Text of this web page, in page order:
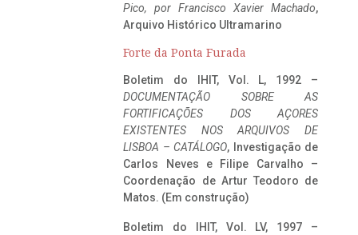
Pico, por Francisco Xavier Machado,
Arquivo Histórico Ultramarino
Forte da Ponta Furada
Boletim do IHIT, Vol. L, 1992 –
DOCUMENTAÇÃO SOBRE AS
FORTIFICAÇÕES DOS AÇORES
EXISTENTES NOS ARQUIVOS DE
LISBOA – CATÁLOGO, Investigação de
Carlos Neves e Filipe Carvalho –
Coordenação de Artur Teodoro de
Matos. (Em construção)
Boletim do IHIT, Vol. LV, 1997 –